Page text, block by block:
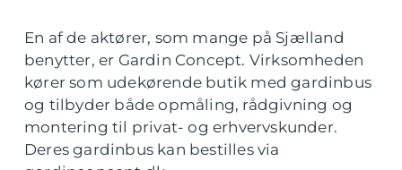
En af de aktører, som mange på Sjælland
benytter, er Gardin Concept. Virksomheden
kører som udekørende butik med gardinbus
og tilbyder både opmåling, rådgivning og
montering til privat- og erhvervskunder.
Deres gardinbus kan bestilles via